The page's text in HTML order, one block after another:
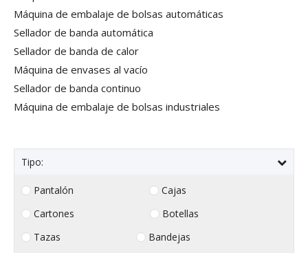
Máquina de embalaje de bolsas automáticas
Sellador de banda automática
Sellador de banda de calor
Máquina de envases al vacío
Sellador de banda continuo
Máquina de embalaje de bolsas industriales
Tipo:
Pantalón
Cajas
Cartones
Botellas
Tazas
Bandejas